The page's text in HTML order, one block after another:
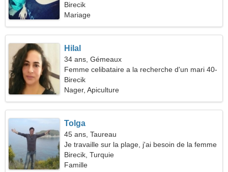
d'une relation passionnée
Birecik
Mariage
Hilal
34 ans, Gémeaux
Femme celibataire a la recherche d'un mari 40-
45
Birecik
Nager, Apiculture
Tolga
45 ans, Taureau
Je travaille sur la plage, j'ai besoin de la femme
parfaite
Birecik, Turquie
Famille